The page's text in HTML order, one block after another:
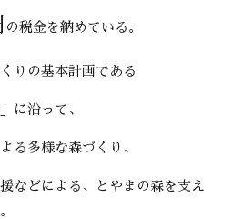
の税金を納めている。
りの基本計画である
に沿って、
る多様な森づくり、
などによる、とやまの森を支え